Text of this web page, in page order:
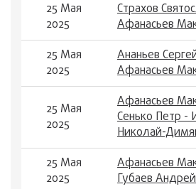
25 Мая
2025
Страхов
Афанасьев
25 Мая
2025
Ананьев
Афанасьев
25 Мая
2025
Афанасьев
Сенько Петр -
Николай-
25 Мая
2025
Афанасьев
Губаев Андрей